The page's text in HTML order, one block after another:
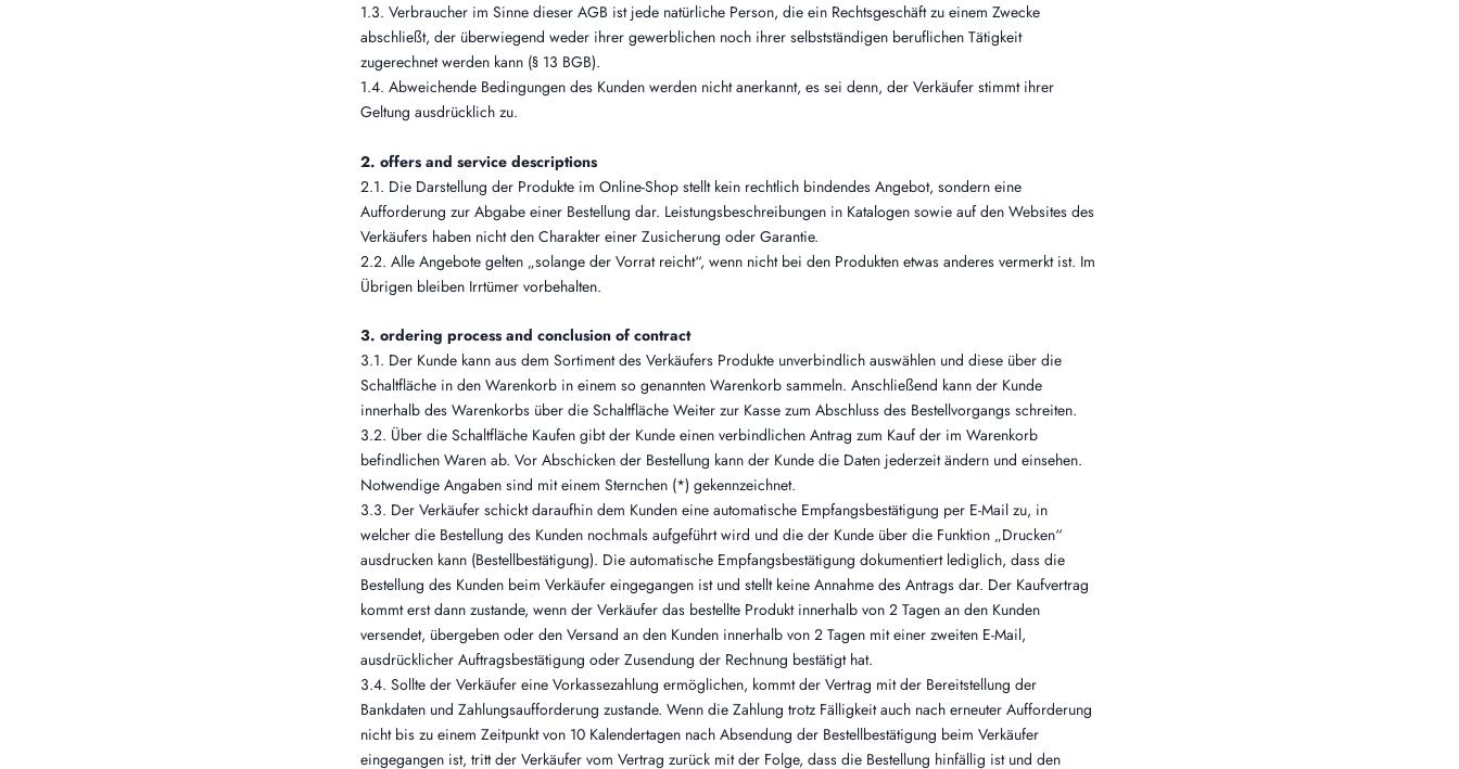
1.3. Verbraucher im Sinne dieser AGB ist jede natürliche Person, die ein Rechtsgeschäft zu einem Zwecke
abschließt, der überwiegend weder ihrer gewerblichen noch ihrer selbstständigen beruflichen Tätigkeit
zugerechnet werden kann (§ 13 BGB).
1.4. Abweichende Bedingungen des Kunden werden nicht anerkannt, es sei denn, der Verkäufer stimmt ihrer
Geltung ausdrücklich zu.
2. offers and service descriptions
2.1. Die Darstellung der Produkte im Online-Shop stellt kein rechtlich bindendes Angebot, sondern eine
Aufforderung zur Abgabe einer Bestellung dar. Leistungsbeschreibungen in Katalogen sowie auf den Websites des
Verkäufers haben nicht den Charakter einer Zusicherung oder Garantie.
2.2. Alle Angebote gelten „solange der Vorrat reicht“, wenn nicht bei den Produkten etwas anderes vermerkt ist. Im
Übrigen bleiben Irrtümer vorbehalten.
3. ordering process and conclusion of contract
3.1. Der Kunde kann aus dem Sortiment des Verkäufers Produkte unverbindlich auswählen und diese über die
Schaltfläche in den Warenkorb in einem so genannten Warenkorb sammeln. Anschließend kann der Kunde
innerhalb des Warenkorbs über die Schaltfläche Weiter zur Kasse zum Abschluss des Bestellvorgangs schreiten.
3.2. Über die Schaltfläche Kaufen gibt der Kunde einen verbindlichen Antrag zum Kauf der im Warenkorb
befindlichen Waren ab. Vor Abschicken der Bestellung kann der Kunde die Daten jederzeit ändern und einsehen.
Notwendige Angaben sind mit einem Sternchen (*) gekennzeichnet.
3.3. Der Verkäufer schickt daraufhin dem Kunden eine automatische Empfangsbestätigung per E-Mail zu, in
welcher die Bestellung des Kunden nochmals aufgeführt wird und die der Kunde über die Funktion „Drucken“
ausdrucken kann (Bestellbestätigung). Die automatische Empfangsbestätigung dokumentiert lediglich, dass die
Bestellung des Kunden beim Verkäufer eingegangen ist und stellt keine Annahme des Antrags dar. Der Kaufvertrag
kommt erst dann zustande, wenn der Verkäufer das bestellte Produkt innerhalb von 2 Tagen an den Kunden
versendet, übergeben oder den Versand an den Kunden innerhalb von 2 Tagen mit einer zweiten E-Mail,
ausdrücklicher Auftragsbestätigung oder Zusendung der Rechnung bestätigt hat.
3.4. Sollte der Verkäufer eine Vorkassezahlung ermöglichen, kommt der Vertrag mit der Bereitstellung der
Bankdaten und Zahlungsaufforderung zustande. Wenn die Zahlung trotz Fälligkeit auch nach erneuter Aufforderung
nicht bis zu einem Zeitpunkt von 10 Kalendertagen nach Absendung der Bestellbestätigung beim Verkäufer
eingegangen ist, tritt der Verkäufer vom Vertrag zurück mit der Folge, dass die Bestellung hinfällig ist und den